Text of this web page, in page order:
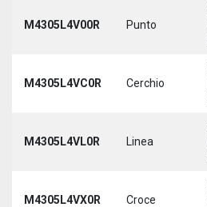
M4305L4V00R Punto
M4305L4VC0R Cerchio
M4305L4VL0R Linea
M4305L4VX0R Croce